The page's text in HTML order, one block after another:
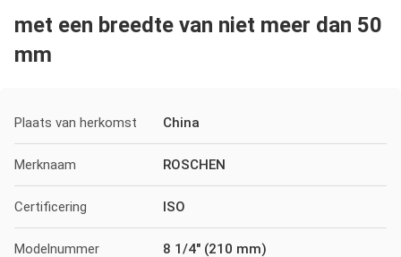
met een breedte van niet meer dan 50
mm
Plaats van herkomst China
Merknaam ROSCHEN
Certificering ISO
Modelnummer 8 1/4" (210 mm)